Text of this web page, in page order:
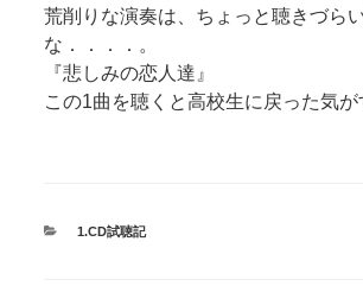
荒削りな演奏は、ちょっと聴きづら
な．．．．。
『悲しみの恋人達』
この1曲を聴くと高校生に戻った気が
カ
1.CD試聴記